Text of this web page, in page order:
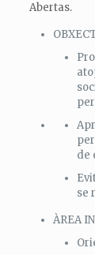
Abertas.
de
se
ÀREA